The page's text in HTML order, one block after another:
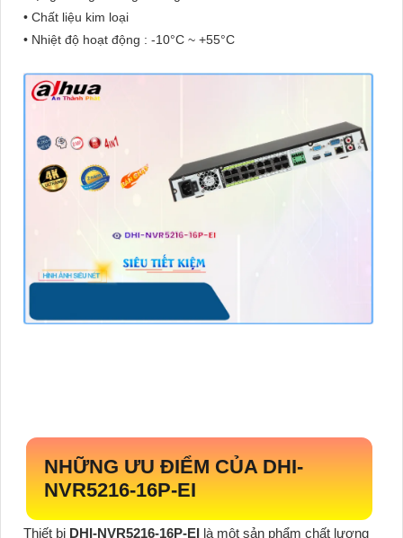
• Chất liệu kim loại
• Nhiệt độ hoạt động : -10°C ~ +55°C
NHỮNG ƯU ĐIỂM CỦA DHI-
NVR5216-16P-EI
Thiết bị DHI-NVR5216-16P-EI là một sản phẩm chất lượng